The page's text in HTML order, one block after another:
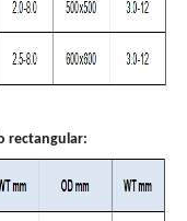
rectangular: